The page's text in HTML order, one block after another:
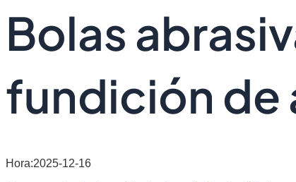
Bolas
fundición de
Hora:2025-12-16